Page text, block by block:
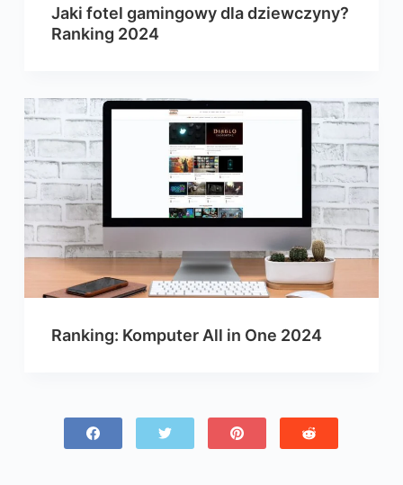
Jaki fotel gamingowy dla dziewczyny?
Ranking 2024
Ranking: Komputer All in One 2024